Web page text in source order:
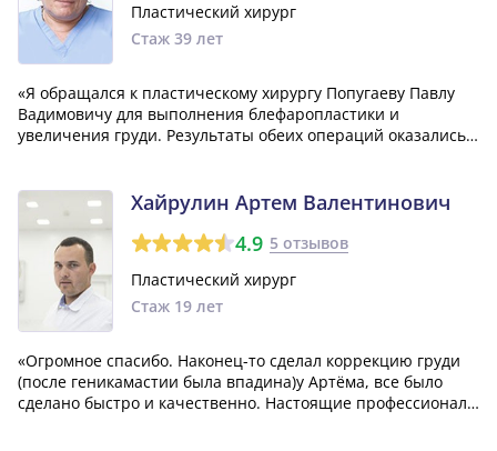
Пластический хирург
Стаж 39 лет
«Я обращался к пластическому хирургу Попугаеву Павлу
Вадимовичу для выполнения блефаропластики и
увеличения груди. Результаты обеих операций оказались
выбору данного врача и результатам его рабо...»
Хайрулин Артем Валентинович
4.9 5 отзывов
Пластический хирург
Стаж 19 лет
«Огромное спасибо. Наконец-то сделал коррекцию груди
(после геникамастии была впадина)у Артёма, все было
сделано быстро и качественно. Настоящие профессионалы